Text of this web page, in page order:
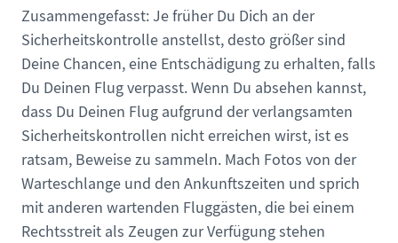
Zusammengefasst: Je früher Du Dich an der
Sicherheitskontrolle anstellst, desto größer sind
Deine Chancen, eine Entschädigung zu erhalten, falls
Du Deinen Flug verpasst. Wenn Du absehen kannst,
dass Du Deinen Flug aufgrund der verlangsamten
Sicherheitskontrollen nicht erreichen wirst, ist es
ratsam, Beweise zu sammeln. Mach Fotos von der
Warteschlange und den Ankunftszeiten und sprich
mit anderen wartenden Fluggästen, die bei einem
Rechtsstreit als Zeugen zur Verfügung stehen